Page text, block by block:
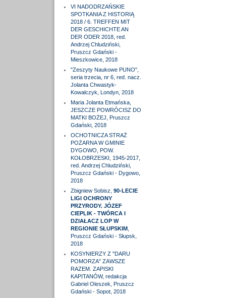
VI NADODRZAŃSKIE
SPOTKANIA Z HISTORIĄ
2018 / 6. TREFFEN MIT
DER GESCHICHTE AN
DER ODER 2018, red.
Andrzej Chludziński,
Pruszcz Gdański -
Mieszkowice, 2018
"Zeszyty Naukowe PUNO",
seria trzecia, nr 6, red. nacz.
Jolanta Chwastyk-
Kowalczyk, Londyn, 2018
Maria Jolanta Etmańska,
JESZCZE POWRÓCISZ DO
MATKI BOŻEJ, Pruszcz
Gdański, 2018
OCHOTNICZA STRAŻ
POŻARNA W GMINIE
DYGOWO, POW.
KOŁOBRZESKI, 1945-2017,
red. Andrzej Chludziński,
Pruszcz Gdański - Dygowo,
2018
Zbigniew Sobisz, 90-LECIE
LIGI OCHRONY
PRZYRODY. JÓZEF
CIEPLIK - TWÓRCA I
DZIAŁACZ LOP W
REGIONIE SŁUPSKIM,
Pruszcz Gdański - Słupsk,
2018
KOSYNIERZY Z "DARU
POMORZA" ZAWSZE
RAZEM. ZAPISKI
KAPITANÓW, redakcja
Gabriel Oleszek, Pruszcz
Gdański - Sopot, 2018